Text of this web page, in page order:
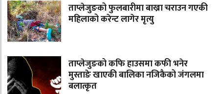
ताप्लेजुङको फुलबारीमा बाख्रा चराउन गएकी
महिलाको करेन्ट लागेर मृत्यु
ताप्लेजुङको कफि हाउसमा कफी भनेर
मुस्ताङे खाएकी बालिका नजिकैको जंगलमा
बलात्कृत